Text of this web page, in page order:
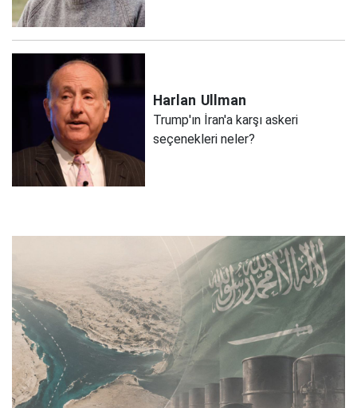
Harlan Ullman
Trump'ın İran'a karşı askeri
seçenekleri neler?